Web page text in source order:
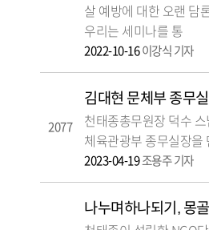
살 예방에 대한 오랜 담
우리는 세미나를 통
2022-10-16 이강식 기자
2077
김대현 문체부 종무
천태종총무원장 덕수
체육관광부 종무실장을
2023-04-19 조용주 기자
나누며하나되기, 몽